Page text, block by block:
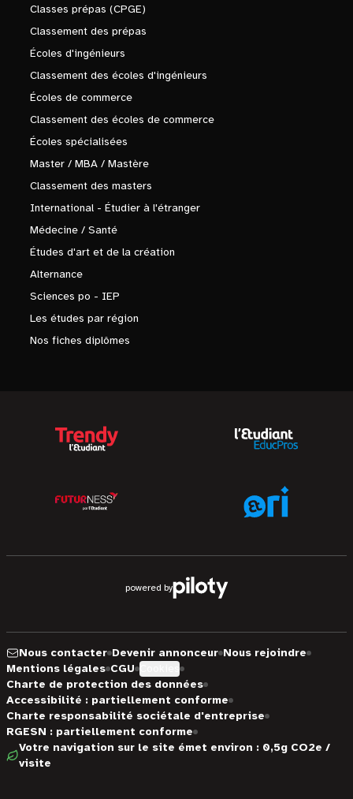
Classes prépas (CPGE)
Classement des prépas
Écoles d'ingénieurs
Classement des écoles d'ingénieurs
Écoles de commerce
Classement des écoles de commerce
Écoles spécialisées
Master / MBA / Mastère
Classement des masters
International - Étudier à l'étranger
Médecine / Santé
Études d'art et de la création
Alternance
Sciences po - IEP
Les études par région
Nos fiches diplômes
powered by
Nous contacter Devenir annonceur Nous rejoindre
Mentions légales CGU
Charte de protection des données
Accessibilité : partiellement conforme
Charte responsabilité sociétale d'entreprise
RGESN : partiellement conforme
Votre navigation sur le site émet environ : 0,5g CO2e /
visite